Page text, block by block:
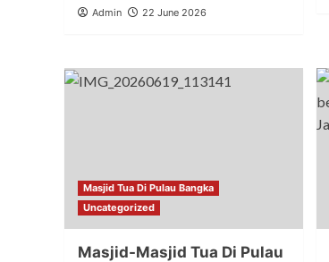
Admin 22 June 2026
Masjid Tua Di Pulau Bangka
Uncategorized
Masjid-Masjid Tua Di Pulau